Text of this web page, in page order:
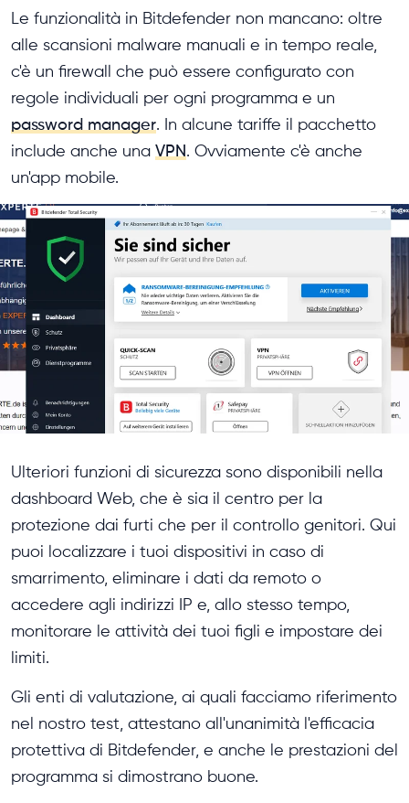
Le funzionalità in Bitdefender non mancano: oltre
alle scansioni malware manuali e in tempo reale,
c'è un firewall che può essere configurato con
regole individuali per ogni programma e un
password manager. In alcune tariffe il pacchetto
include anche una VPN. Ovviamente c'è anche
un'app mobile.
Ulteriori funzioni di sicurezza sono disponibili nella
dashboard Web, che è sia il centro per la
protezione dai furti che per il controllo genitori. Qui
puoi localizzare i tuoi dispositivi in caso di
smarrimento, eliminare i dati da remoto o
accedere agli indirizzi IP e, allo stesso tempo,
monitorare le attività dei tuoi figli e impostare dei
limiti.
Gli enti di valutazione, ai quali facciamo riferimento
nel nostro test, attestano all'unanimità l'efficacia
protettiva di Bitdefender, e anche le prestazioni del
programma si dimostrano buone.